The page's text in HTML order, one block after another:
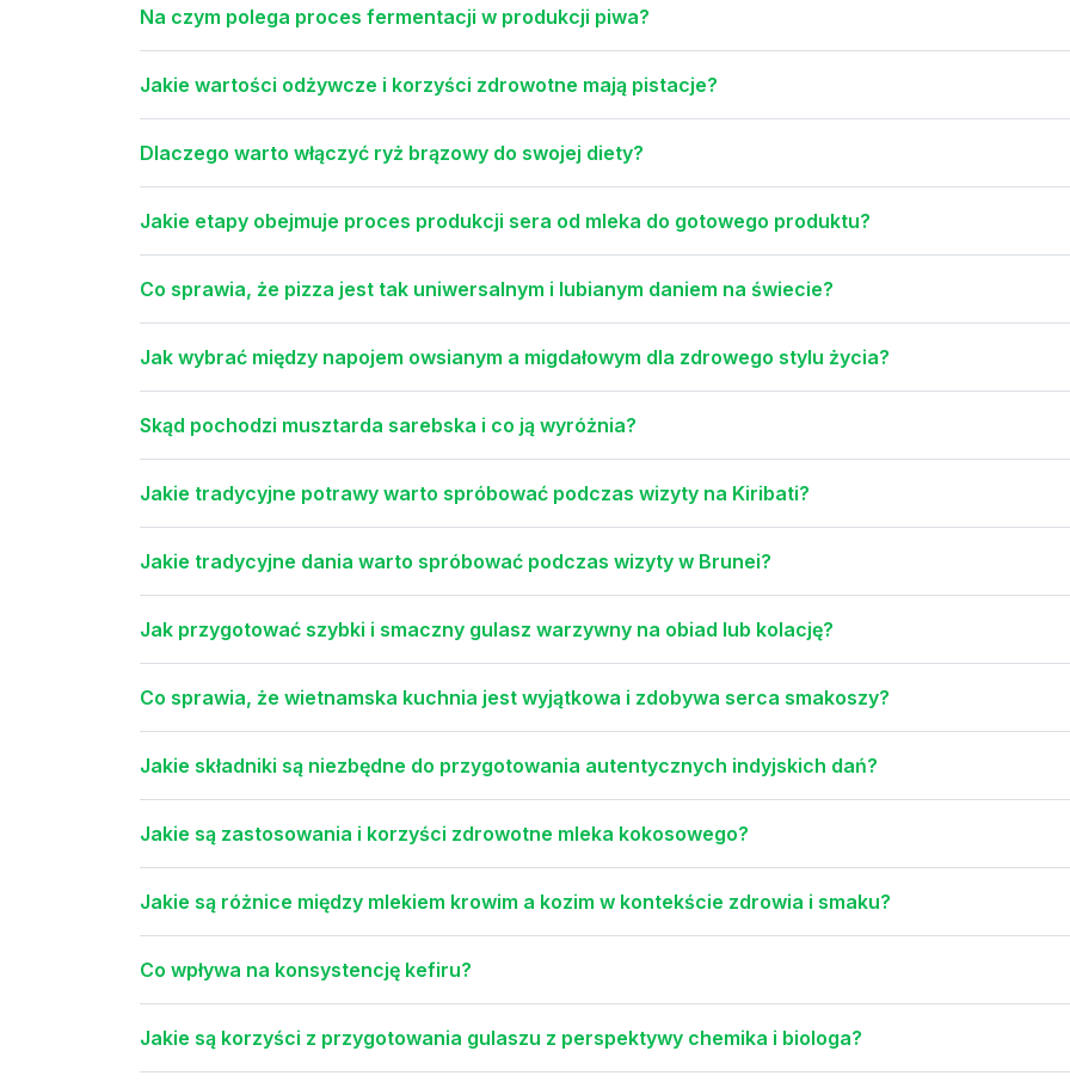
Na czym polega proces fermentacji w produkcji piwa?
Jakie wartości odżywcze i korzyści zdrowotne mają pistacje?
Dlaczego warto włączyć ryż brązowy do swojej diety?
Jakie etapy obejmuje proces produkcji sera od mleka do gotowego produktu?
Co sprawia, że pizza jest tak uniwersalnym i lubianym daniem na świecie?
Jak wybrać między napojem owsianym a migdałowym dla zdrowego stylu życia?
Skąd pochodzi musztarda sarebska i co ją wyróżnia?
Jakie tradycyjne potrawy warto spróbować podczas wizyty na Kiribati?
Jakie tradycyjne dania warto spróbować podczas wizyty w Brunei?
Jak przygotować szybki i smaczny gulasz warzywny na obiad lub kolację?
Co sprawia, że wietnamska kuchnia jest wyjątkowa i zdobywa serca smakoszy?
Jakie składniki są niezbędne do przygotowania autentycznych indyjskich dań?
Jakie są zastosowania i korzyści zdrowotne mleka kokosowego?
Jakie są różnice między mlekiem krowim a kozim w kontekście zdrowia i smaku?
Co wpływa na konsystencję kefiru?
Jakie są korzyści z przygotowania gulaszu z perspektywy chemika i biologa?